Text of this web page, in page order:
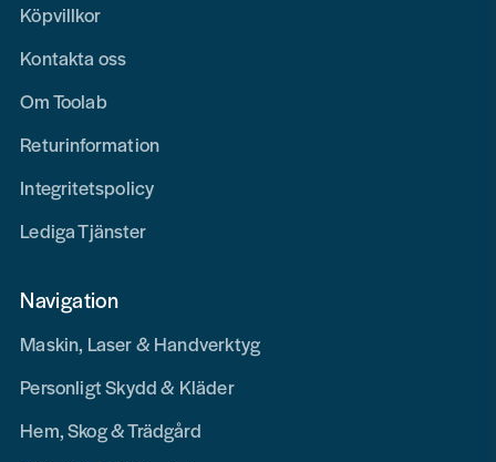
Köpvillkor
Kontakta oss
Om Toolab
Returinformation
Integritetspolicy
Lediga Tjänster
Navigation
Maskin, Laser & Handverktyg
Personligt Skydd & Kläder
Hem, Skog & Trädgård